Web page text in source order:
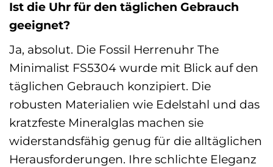
Ist die Uhr für den täglichen Gebrauch
geeignet?
Ja, absolut. Die Fossil Herrenuhr The
Minimalist FS5304 wurde mit Blick auf den
täglichen Gebrauch konzipiert. Die
robusten Materialien wie Edelstahl und das
kratzfeste Mineralglas machen sie
widerstandsfähig genug für die alltäglichen
Herausforderungen. Ihre schlichte Eleganz